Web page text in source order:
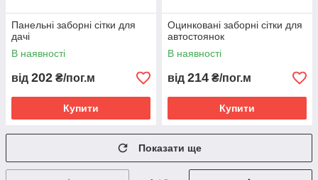
Панельні заборні сітки для
дачі
В наявності
від 202 ₴/пог.м
Купити
Оцинковані заборні сітки для
автостоянок
В наявності
від 214 ₴/пог.м
Купити
Показати ще